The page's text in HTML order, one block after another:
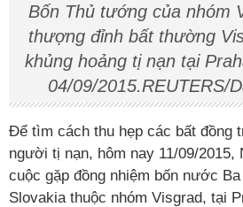
Bốn Thủ tướng của nhóm
thượng đỉnh bất thường
khủng hoảng tị nạn tại
04/09/2015.REUTERS/
Để tìm cách thu hẹp các bất đồng
người tị nạn, hôm nay 11/09/
cuộc gặp đồng nhiệm bốn nước
Slovakia thuộc nhóm Visgrad, tại